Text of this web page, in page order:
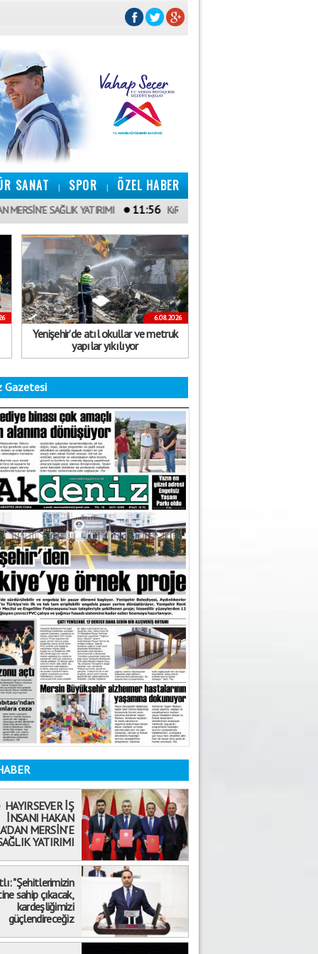
SANAT | SPOR | ÖZEL HABER
SAĞLIK YATIRIMI 11:56 KıRATLı: "ŞEHITLERIMIZIN EMANETINE SAHIP
6.08.2026
Yenişehir’de atıl okullar ve metruk
yapılar yıkılıyor
Gazetesi
HAYIRSEVER İŞ
İNSANI HAKAN
MERSİN’E
YATIRIMI
"Şehitlerimizin
sahip çıkacak,
kardeşliğimizi
güçlendireceğiz
Mehmet Selvi
19.08.2020
ÖKÜZ ÖLDÜ ORTAKLIK BOZULDU!